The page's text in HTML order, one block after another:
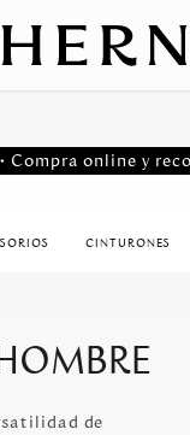
• Compra online y
CINTURONES
de